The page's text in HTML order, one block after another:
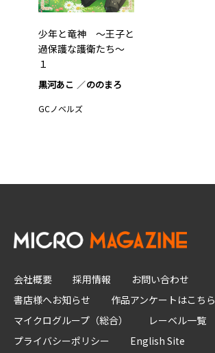
少年と竜神 ～王子と
過保護な護衛たち～
１
黒河あこ ののまろ
GCノベルズ
会社概要 採用情報
お問い合わせ
書店様へお知らせ
作品アンケートはこちら
マイクログループ（総合）
レーベル一覧
プライバシーポリシー
English Site